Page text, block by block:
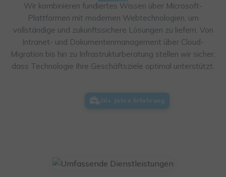
Wir kombinieren fundiertes Wissen über Microsoft-
Plattformen mit modernen Webtechnologien, um
vollständige und zukunftssichere Lösungen zu liefern. Von
Intranet- und Dokumentenmanagement über Cloud-
Migration bis hin zu Infrastrukturberatung stellen wir sicher,
dass Technologie Ihre Geschäftsziele optimal unterstützt.
20+ Jahre Erfahrung